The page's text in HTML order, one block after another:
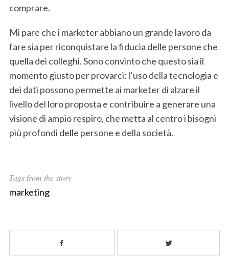
comprare.
Mi pare che i marketer abbiano un grande lavoro da
fare sia per riconquistare la fiducia delle persone che
quella dei colleghi. Sono convinto che questo sia il
momento giusto per provarci: l’uso della tecnologia e
dei dati possono permette ai marketer di alzare il
livello del loro proposta e contribuire a generare una
visione di ampio respiro, che metta al centro i bisogni
più profondi delle persone e della società.
Tags from the story
marketing